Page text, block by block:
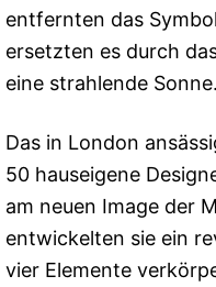
entfernten das
ersetzten es durch
eine strahlende Sonne.
Das in London
50 hauseigene
am neuen Image der
entwickelten sie ein
vier Elemente